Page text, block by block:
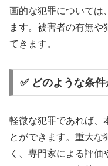
画的な犯罪については
ます。被害者の有無や
てきます。
✅ どのような条
軽微な犯罪であれば、
とができます。重大な
く、専門家による評